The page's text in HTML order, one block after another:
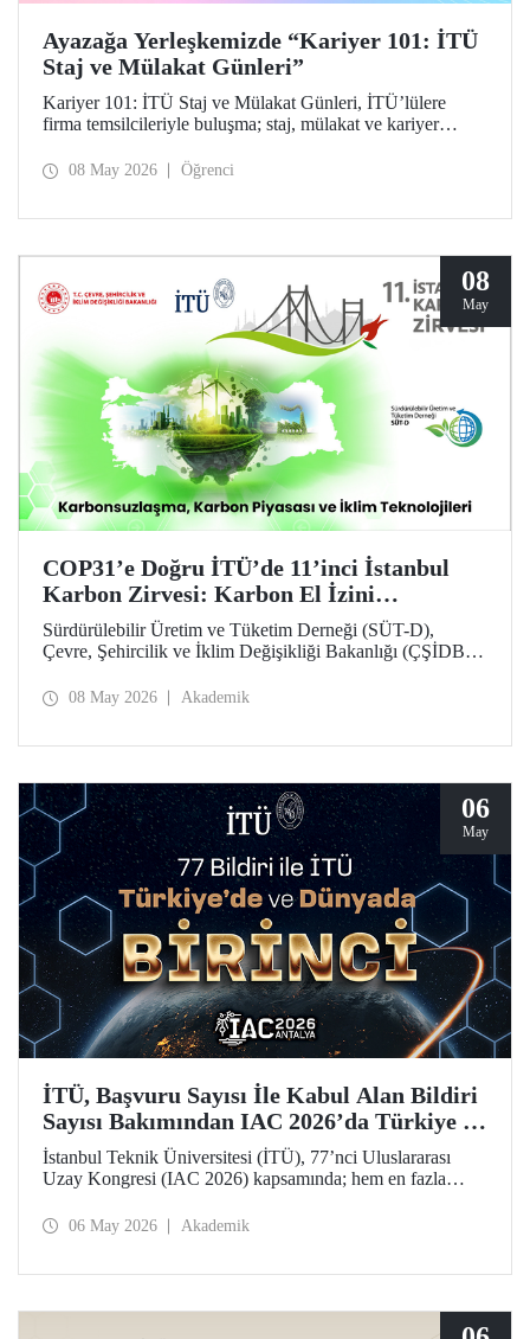
Ayazağa Yerleşkemizde “Kariyer 101: İTÜ
Staj ve Mülakat Günleri”
Kariyer 101: İTÜ Staj ve Mülakat Günleri, İTÜ’lülere
firma temsilcileriyle buluşma; staj, mülakat ve kariyer
08 May 2026 Öğrenci
08
May
COP31’e Doğru İTÜ’de 11’inci İstanbul
Karbon Zirvesi: Karbon El İzini
Yükseltenler Öne Çıktı
Sürdürülebilir Üretim ve Tüketim Derneği (SÜT-D),
Çevre, Şehircilik ve İklim Değişikliği Bakanlığı (ÇŞİDB)
11’inci İstanbul Karbon Zirvesi “karbon nötr” olarak
08 May 2026 Akademik
06
May
İTÜ, Başvuru Sayısı İle Kabul Alan Bildiri
Sayısı Bakımından IAC 2026’da Türkiye ve
Dünya Birincisi
İstanbul Teknik Üniversitesi (İTÜ), 77’nci Uluslararası
Uzay Kongresi (IAC 2026) kapsamında; hem en fazla
üniversite olarak Türkiye’de ve dünyada birinci sırada yer
06 May 2026 Akademik